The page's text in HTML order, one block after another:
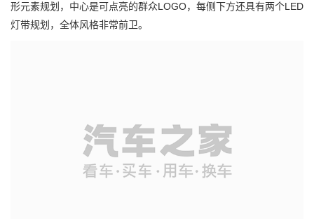
形元素规划，中心是可点亮的群众LOGO，每侧下方还具有两个LED
灯带规划，全体风格非常前卫。